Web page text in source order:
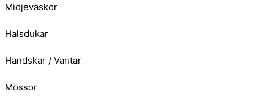
Midjeväskor
Halsdukar
Handskar / Vantar
Mössor